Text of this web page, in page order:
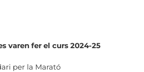
varen fer el curs 2024-25
per la Marató